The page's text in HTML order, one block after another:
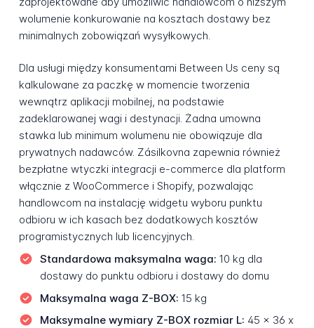
wolumenie konkurowanie na kosztach dostawy bez
minimalnych zobowiązań wysyłkowych.
Dla usługi między konsumentami Between Us ceny są
kalkulowane za paczkę w momencie tworzenia
wewnątrz aplikacji mobilnej, na podstawie
zadeklarowanej wagi i destynacji. Żadna umowna
stawka lub minimum wolumenu nie obowiązuje dla
prywatnych nadawców. Zásilkovna zapewnia również
bezpłatne wtyczki integracji e-commerce dla platform
włącznie z WooCommerce i Shopify, pozwalając
handlowcom na instalację widgetu wyboru punktu
odbioru w ich kasach bez dodatkowych kosztów
programistycznych lub licencyjnych.
Standardowa maksymalna waga: 10 kg dla
dostawy do punktu odbioru i dostawy do domu
Maksymalna waga Z-BOX: 15 kg
Maksymalne wymiary Z-BOX rozmiar L: 45 x 36 x